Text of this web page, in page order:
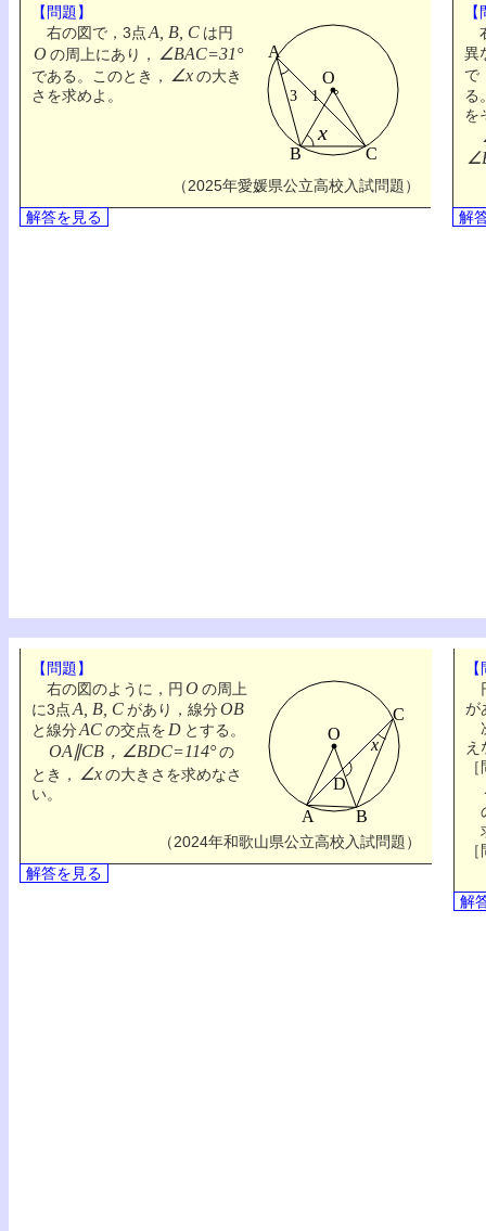
【問題】
右の図で，3点A, B, C は円
Oの周上にあり， ∠BAC=31°
である。このとき， ∠xの大き
さを求めよ。
（2025年愛媛県公立高校入試問題）
解答を見る
異
で
る
を
解
【問題】
右の図のように，円 Oの周上
に3点A, B, Cがあり，線分OB
と線分ACの交点を D とする。
OA∥CB，∠BDC=114°の
とき，
∠xの大きさを求めなさ
い。
（2024年和歌山県公立高校入試問題）
解答を見る
が
え
解